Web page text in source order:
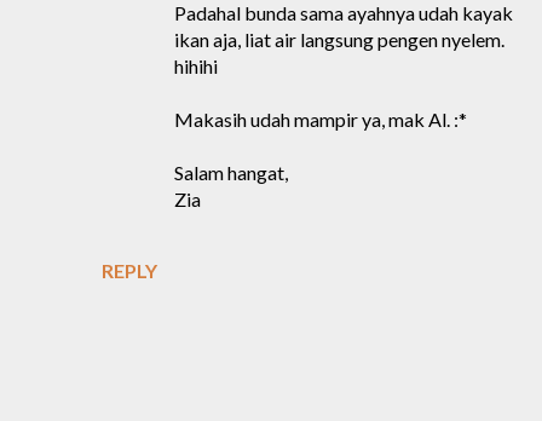
REPLY
Padahal bunda sama ayahnya udah kayak
ikan aja, liat air langsung pengen nyelem.
hihihi
Makasih udah mampir ya, mak Al. :*
Salam hangat,
Zia